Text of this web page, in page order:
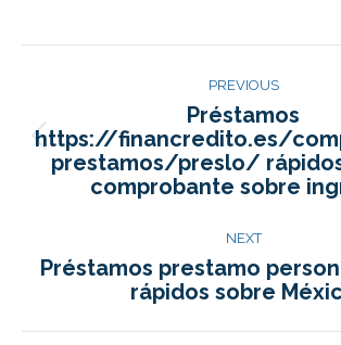
PREVIOUS
Préstamos
https://financredito.es/
prestamos/preslo/
comprobante sobre
NEXT
Préstamos prestamo
rápidos sobre